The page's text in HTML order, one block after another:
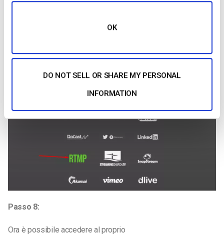
OK
DO NOT SELL OR SHARE MY PERSONAL
INFORMATION
selezioneremo RTMP per lo streaming in diretta su Dacast:
Passo 8:
Ora è possibile accedere al proprio